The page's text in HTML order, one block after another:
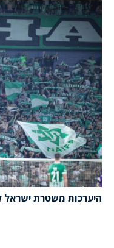
היערכות משטרת ישראל